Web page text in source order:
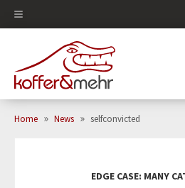
Home » News » selfconvicted
EDGE CASE: MANY